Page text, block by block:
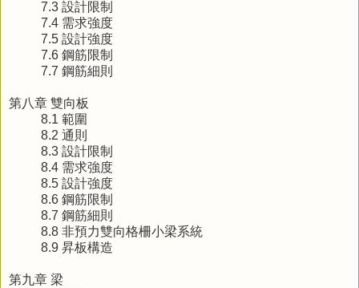
7.3 設計限制
7.4 需求強度
7.5 設計強度
7.6 鋼筋限制
7.7 鋼筋細則
第八章 雙向板
8.1 範圍
8.2 通則
8.3 設計限制
8.4 需求強度
8.5 設計強度
8.6 鋼筋限制
8.7 鋼筋細則
8.8 非預力雙向格柵小梁系統
8.9 昇板構造
第九章 梁